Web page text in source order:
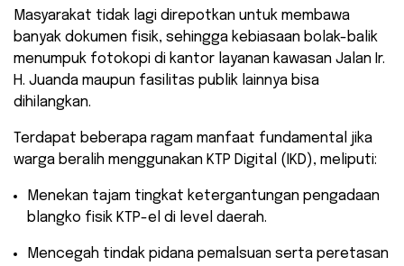
Masyarakat tidak lagi direpotkan untuk membawa
banyak dokumen fisik, sehingga kebiasaan bolak-balik
menumpuk fotokopi di kantor layanan kawasan Jalan Ir.
H. Juanda maupun fasilitas publik lainnya bisa
dihilangkan.
​Terdapat beberapa ragam manfaat fundamental jika
warga beralih menggunakan KTP Digital (IKD), meliputi:
​Menekan tajam tingkat ketergantungan pengadaan
blangko fisik KTP-el di level daerah.
​Mencegah tindak pidana pemalsuan serta peretasan